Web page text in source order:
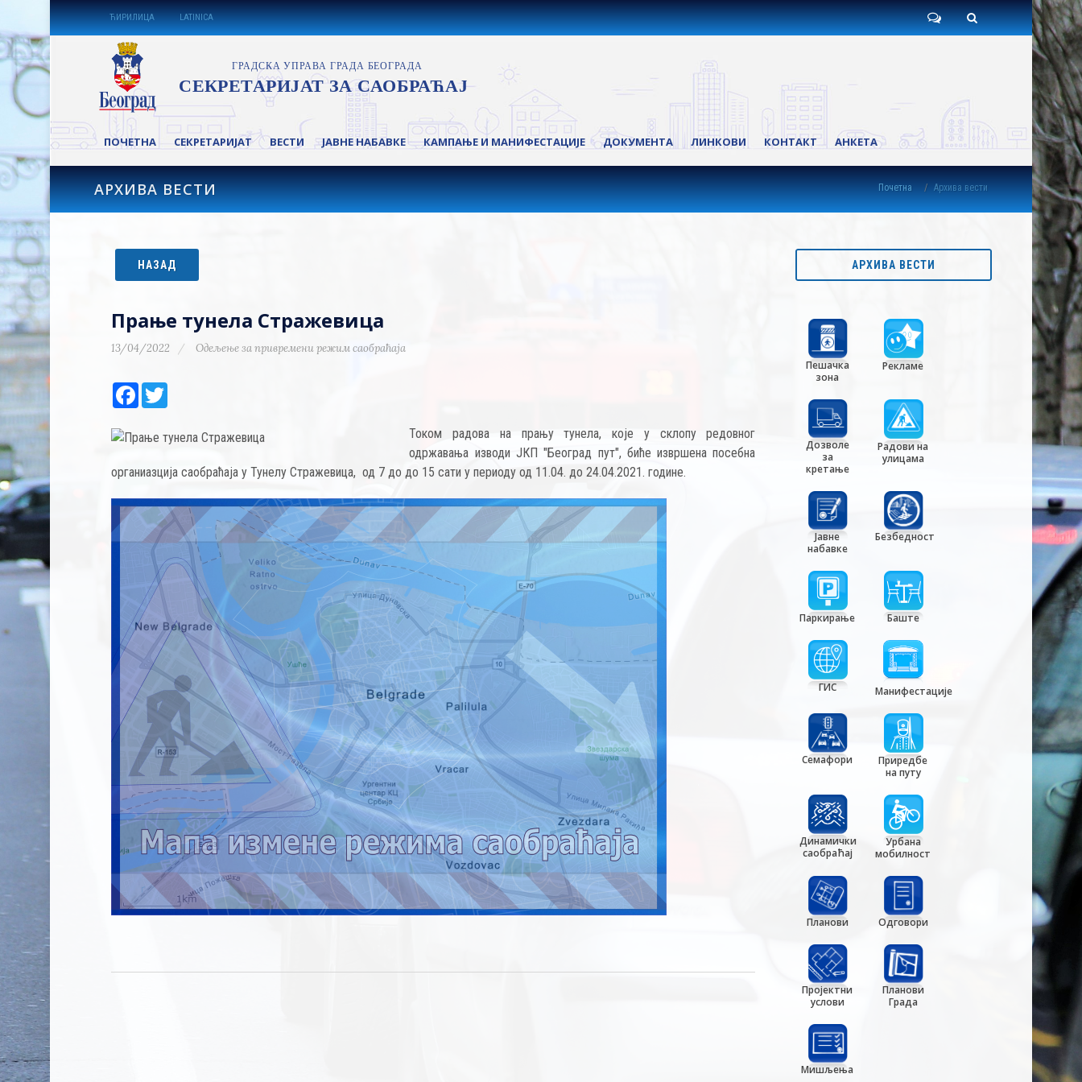
ЋИРИЛИЦА LATINICA
ПОЧЕТНА СЕКРЕТАРИЈАТ ВЕСТИ ЈАВНЕ НАБАВКЕ КАМПАЊЕ И МАНИФЕСТАЦИЈЕ ДОКУМЕНТА ЛИНКОВИ КОНТАКТ АНКЕТА
АРХИВА ВЕСТИ Почетна Архива вести
НАЗАД
Прање тунела Стражевица
13/04/2022 Одељење за привремени режим саобраћаја
Facebook
Током радова на прању тунела, које у склопу редовног
одржавања изводи ЈКП "Београд пут", биће извршена посебна
органиазција саобраћаја у Тунелу Стражевица, од 7 до до 15 сати у периоду од 11.04. до 24.04.2021. године.
АРХИВА ВЕСТИ
Пешачка
зона
Рекламе
Дозволе
за
кретање
Радови на
улицама
Јавне
набавке
Безбедност
Паркирање Баште
ГИС Манифестације
Семафори
Приредбе
на путу
Динамички
саобраћај
Урбана
мобилност
Планови Одговори
Пројектни
услови
Планови
Града
Мишљења